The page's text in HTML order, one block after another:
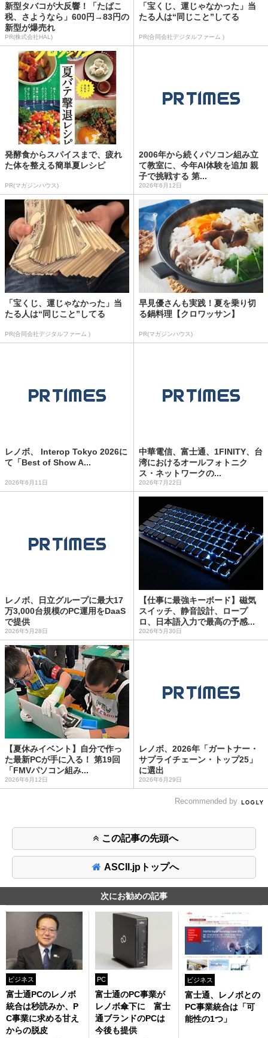
新型タバコが大反響！「たばこ
税、さようなら」600円→83円の
新型が爆売れ
PR(株式会社HAL)
「宝くじ、運じゃなかった」当
たる人は“同じこと”してる
PR(合同会社デジタルファーム )
発酵食からスパイスまで、疲れ
た体を整える簡単夏レシピ
PR(マガジンハウス)
2006年から続くパソコン組み立
て教室に、今年AI体験を追加 親
子で挑戦する 第...
2026年6月12日
「宝くじ、運じゃなかった」当
たる人は“同じこと”してる
PR(合同会社デジタルファーム )
早見優さんも実践！夏を乗り切
る鍋料理【クロワッサン】
PR(マガジンハウス)
レノボ、 Interop Tokyo 2026に
て「Best of Show A...
2026年6月11日
中華電信、富士通、1FINITY、台
湾におけるオールフォトニク
ス・ネットワークの...
2026年7月22日
レノボ、日立グループに最大17
万3,000台規模のPC運用をDaaS
で提供
2026年5月28日
【仕事に最強キーボード】磁気
スイッチ、静音設計、ロープ
ロ、日本語入力で最高の予感...
2026年5月30日
【夏休みイベント】自分で作っ
た最新PCが手に入る！ 第19回
「FMVパソコン組み...
2026年6月12日
レノボ、2026年「ガートナー・
サプライチェーン・トップ25」
に選出
2026年6月29日
Recommended by
この記事の先頭へ
ASCII.jpトップへ
次にお勧めの記事
ビジネス
富士通PCのレノボ
統合は秒読みか、P
C事業に求める甘え
からの脱皮
PC
富士通のPC事業が
レノボ傘下に 富士
通ブランドのPCは
今後も提供
ビジネス
富士通、レノボとの
PC事業統合は「可
能性の1つ」